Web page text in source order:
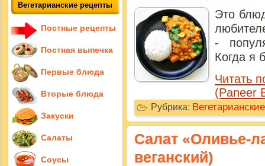
Это
-
Когда я
Читать
(Paneer
Рубрика:
Салат «Оливье-
веганский)
Вегетарианские рецепты
Постные рецепты
Постная выпечка
Первые блюда
Вторые блюда
Закуски
Салаты
Соусы